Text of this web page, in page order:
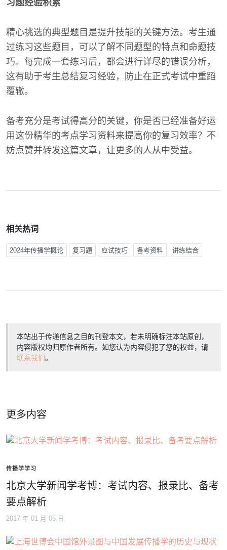
习题经验积累
精心挑选的典型题目是提升技能的关键方法。考生通
过练习这些题目，可以了解不同题型的特点和命题技
巧。每完成一套练习后，都会进行详尽的错误分析，
这有助于考生总结复习经验，防止在正式考试中重蹈
覆辙。
备考充分是考试得高分的关键，你是否已经准备好运
用这份精华的考点学习资料来提高你的复习效率？不
妨点赞并转发这篇文章，让更多的人从中受益。
相关热词
2024年传播学概论 复习题 应试技巧 备考资料 讲练结合
本站出于传递信息之目的刊登本文，若未明确标注本站原创，
内容版权均归原作者所有。如您认为内容侵犯了您的权益，请
联系我们。
更多内容
传播学学习
北京大学新闻学考博：考试内容、报录比、备考
要点解析
2017 年 01 月 05 日